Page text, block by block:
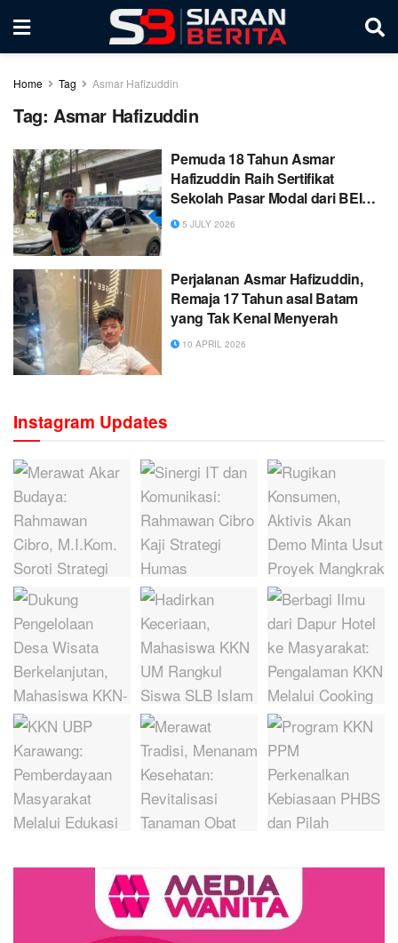
Home Tag Asmar Hafizuddin
Tag: Asmar Hafizuddin
Pemuda 18 Tahun Asmar
Hafizuddin Raih Sertifikat
Sekolah Pasar Modal dari BEI
dan Tuntun Sekuritas
5 JULY 2026
Perjalanan Asmar Hafizuddin,
Remaja 17 Tahun asal Batam
yang Tak Kenal Menyerah
10 APRIL 2026
Instagram Updates